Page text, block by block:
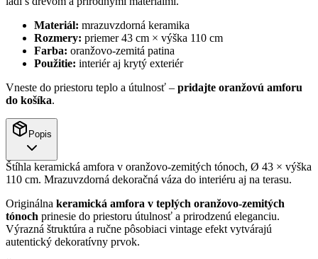
Materiál: mrazuvzdorná keramika
Rozmery: priemer 43 cm × výška 110 cm
Farba: oranžovo-zemitá patina
Použitie: interiér aj krytý exteriér
Vneste do priestoru teplo a útulnosť – pridajte oranžovú amforu
do košíka.
Popis
Štíhla keramická amfora v oranžovo-zemitých tónoch, Ø 43 × výška
110 cm. Mrazuvzdorná dekoračná váza do interiéru aj na terasu.
Originálna keramická amfora v teplých oranžovo-zemitých
tónoch prinesie do priestoru útulnosť a prirodzenú eleganciu.
Výrazná štruktúra a ručne pôsobiaci vintage efekt vytvárajú
autentický dekoratívny prvok.